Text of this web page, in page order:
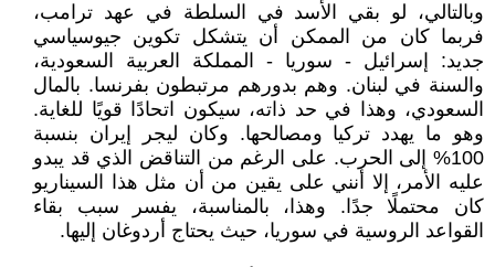
وبالتالي، لو بقي الأسد في السلطة في عهد ترامب،
فربما كان من الممكن أن يتشكل تكوين جيوسياسي
جديد: إسرائيل - سوريا - المملكة العربية السعودية،
والسنة في لبنان. وهم بدورهم مرتبطون بفرنسا. بالمال
السعودي، وهذا في حد ذاته، سيكون اتحادًا قويًا للغاية.
وهو ما يهدد تركيا ومصالحها. وكان ليجر إيران بنسبة
100% إلى الحرب. على الرغم من التناقض الذي قد يبدو
عليه الأمر، إلا أنني على يقين من أن مثل هذا السيناريو
كان محتملًا جدًا. وهذا، بالمناسبة، يفسر سبب بقاء
القواعد الروسية في سوريا، حيث يحتاج أردوغان إليها.